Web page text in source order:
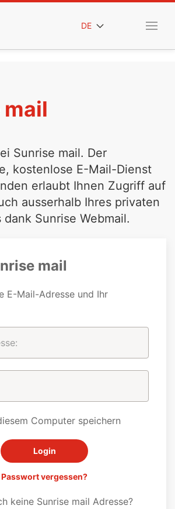
DE
Sunrise mail. Der
kostenlose E-Mail-Dienst
erlaubt Ihnen Zugriff auf
ausserhalb Ihres privaten
Sunrise Webmail.
mail
E-Mail-Adresse und Ihr
Computer speichern
Passwort vergessen?
keine Sunrise mail Adresse?